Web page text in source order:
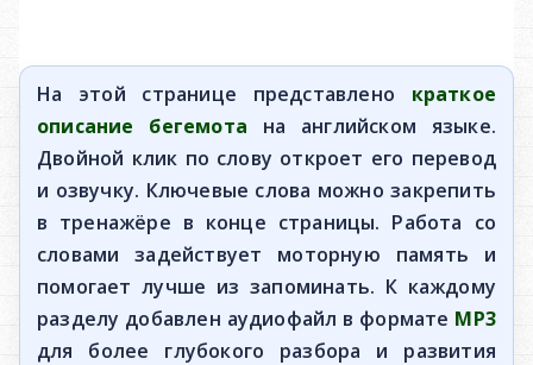
На этой странице представлено краткое
описание бегемота на английском языке.
Двойной клик по слову откроет его перевод
и озвучку. Ключевые слова можно закрепить
в тренажёре в конце страницы. Работа со
словами задействует моторную память и
помогает лучше из запоминать. К каждому
разделу добавлен аудиофайл в формате MP3
для более глубокого разбора и развития